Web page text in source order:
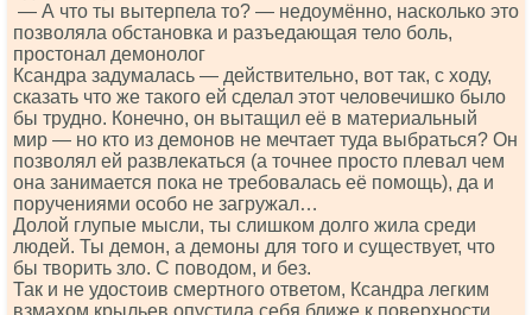
— А что ты вытерпела то? — недоумённо, насколько это
позволяла обстановка и разъедающая тело боль,
простонал демонолог
Ксандра задумалась — действительно, вот так, с ходу,
сказать что же такого ей сделал этот человечишко было
бы трудно. Конечно, он вытащил её в материальный
мир — но кто из демонов не мечтает туда выбраться? Он
позволял ей развлекаться (а точнее просто плевал чем
она занимается пока не требовалась её помощь), да и
поручениями особо не загружал…
Долой глупые мысли, ты слишком долго жила среди
людей. Ты демон, а демоны для того и существует, что
бы творить зло. С поводом, и без.
Так и не удостоив смертного ответом, Ксандра легким
взмахом крыльев опустила себя ближе к поверхности